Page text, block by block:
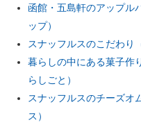
函館・五島軒のアップル
ップ）
スナッフルスのこだわり
暮らしの中にある菓子作
らしごと）
スナッフルスのチーズオ
ス）